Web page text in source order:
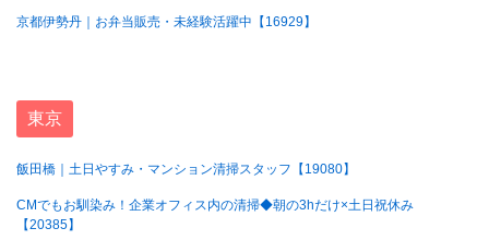
京都伊勢丹｜お弁当販売・未経験活躍中【16929】
東京
飯田橋｜土日やすみ・マンション清掃スタッフ【19080】
CMでもお馴染み！企業オフィス内の清掃◆朝の3hだけ×土日祝休み
【20385】